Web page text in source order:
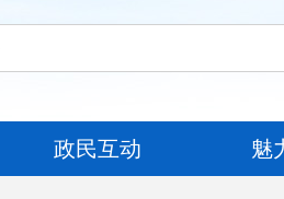
政民互动 魅